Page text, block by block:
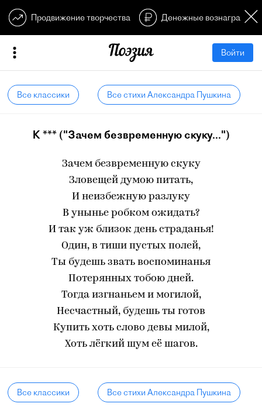
Продвижение творчества Денежные
Войти
Все классики Все стихи Александра Пушкина
К *** ("Зачем безвременную скуку...")
Зачем безвременную скуку
Зловещей думою питать,
И неизбежную разлуку
В унынье робком ожидать?
И так уж близок день страданья!
Один, в тиши пустых полей,
Ты будешь звать воспоминанья
Потерянных тобою дней.
Тогда изгнаньем и могилой,
Несчастный, будешь ты готов
Купить хоть слово девы милой,
Хоть лёгкий шум её шагов.
Все классики Все стихи Александра Пушкина